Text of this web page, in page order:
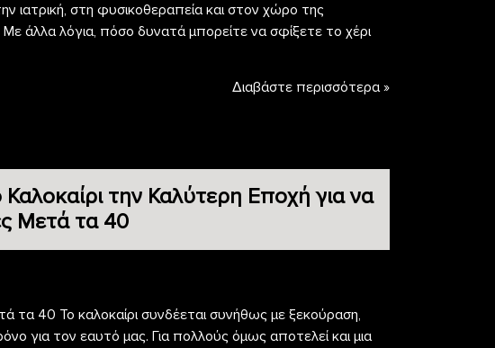
ιατρική, στη φυσικοθεραπεία και στον χώρο της
άλλα λόγια, πόσο δυνατά μπορείτε να σφίξετε το χέρι
Διαβάστε περισσότερα »
Καλοκαίρι την Καλύτερη Εποχή για να
Μετά τα 40
τα 40 Το καλοκαίρι συνδέεται συνήθως με ξεκούραση,
για τον εαυτό μας. Για πολλούς όμως αποτελεί και μια